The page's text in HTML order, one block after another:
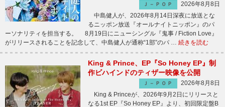
Ｊ－ＰＯＰ
2026年8月8日
中島健人が、2026年8月14日深夜に放送とな
るニッポン放送『オールナイトニッポン』のパ
ーソナリティを担当する。 8月19日にニューシングル『鬼事 / Fiction Love』
がリリースされることを記念して、中島健人が通称“1部”のパ … 続きを読む
King & Prince、EP『So Honey EP』制
作ビハインドのティザー映像を公開
Ｊ－ＰＯＰ
2026年8月8日
King & Princeが、2026年9月2日にリリースと
なる1st EP『So Honey EP』より、初回限定盤B